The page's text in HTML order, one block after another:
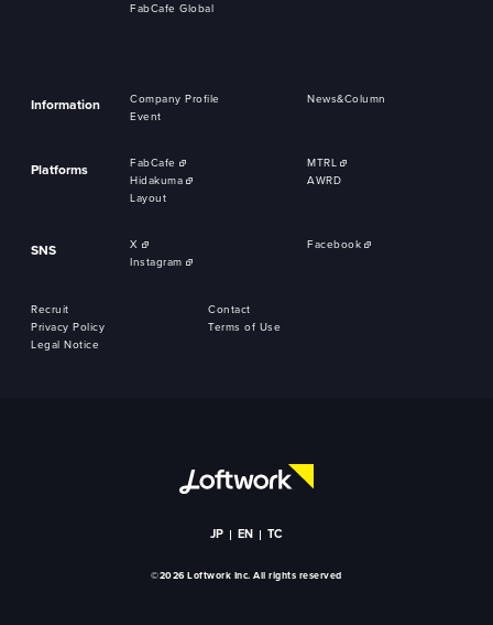
FabCafe Global
Information Company Profile
News&Column
Event
Platforms FabCafe
MTRL
Hidakuma
AWRD
Layout
SNS X
Facebook
Instagram
Recruit
Contact
Privacy Policy
Terms of Use
Legal Notice
JP EN TC
©2026 Loftwork Inc. All rights reserved